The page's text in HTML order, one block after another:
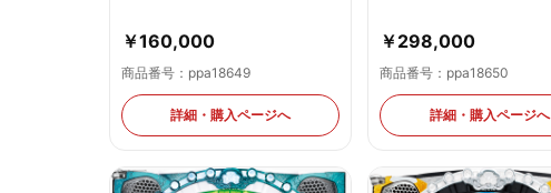
￥160,000
商品番号：ppa18649
詳細・購入ページへ
￥298,000
商品番号：ppa18650
詳細・購入ページへ